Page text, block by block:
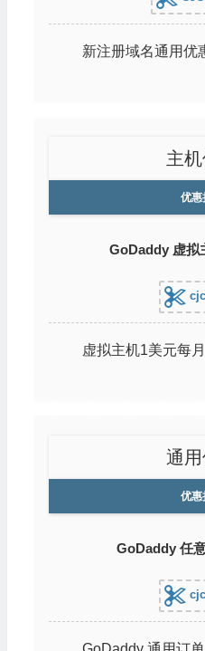
新注册域名通用优
主
优惠
GoDaddy 虚拟
虚拟主机1美元每
通
优惠
GoDaddy 任